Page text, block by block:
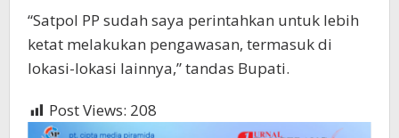
“Satpol PP sudah saya perintahkan untuk lebih
ketat melakukan pengawasan, termasuk di
lokasi-lokasi lainnya,” tandas Bupati.
Post Views: 208